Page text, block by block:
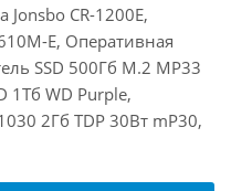
CR-1200E,
E, Оперативная
SSD 500Гб M.2 MP33
1Тб WD Purple,
2Гб TDP 30Вт mP30,